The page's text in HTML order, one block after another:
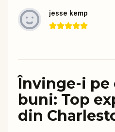
jesse kemp
Învinge-i pe
buni: Top
din